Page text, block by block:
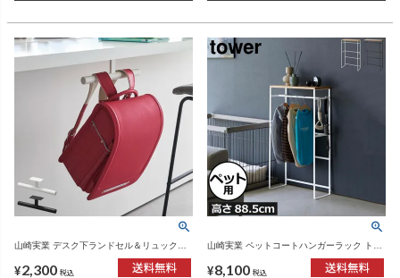
山崎実業 デスク下ランドセル＆リュックハ
ンガー タワー tower | インテリア雑貨・タワ
ーシリーズ
¥2,300 税込
山崎実業 ペットコートハンガーラック トー
ル タワー tower | インテリア雑貨・タワーシ
リーズ
¥8,100 税込